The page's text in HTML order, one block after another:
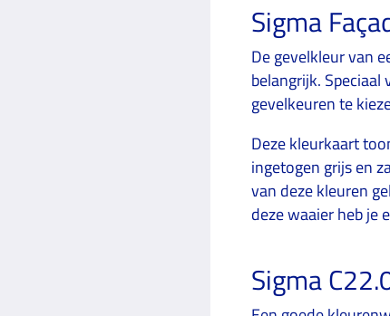
Sigma
De gevelkleur van
belangrijk.
gevelkeuren te
Deze kleurkaart
ingetogen grijs en
van deze kleuren
deze waaier heb je
Sigma